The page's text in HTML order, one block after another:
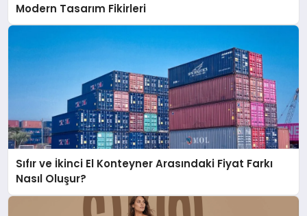
Modern Tasarım Fikirleri
Sıfır ve İkinci El Konteyner Arasındaki Fiyat Farkı
Nasıl Oluşur?